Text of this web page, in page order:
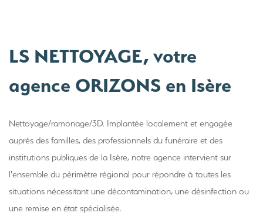
LS NETTOYAGE, votre
agence ORIZONS en Isère
Nettoyage/ramonage/3D. Implantée localement et engagée
auprès des familles, des professionnels du funéraire et des
institutions publiques de la Isère, notre agence intervient sur
l'ensemble du périmètre régional pour répondre à toutes les
situations nécessitant une décontamination, une désinfection ou
une remise en état spécialisée.